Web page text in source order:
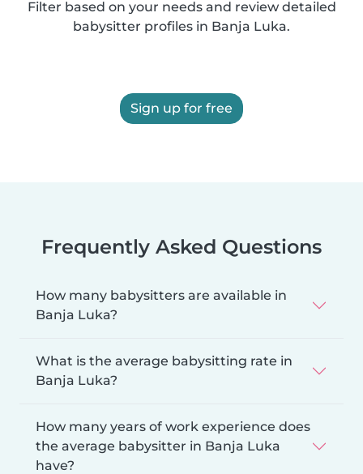
Filter based on your needs and review detailed
babysitter profiles in Banja Luka.
Sign up for free
Frequently Asked Questions
How many babysitters are available in
Banja Luka?
What is the average babysitting rate in
Banja Luka?
How many years of work experience does
the average babysitter in Banja Luka
have?